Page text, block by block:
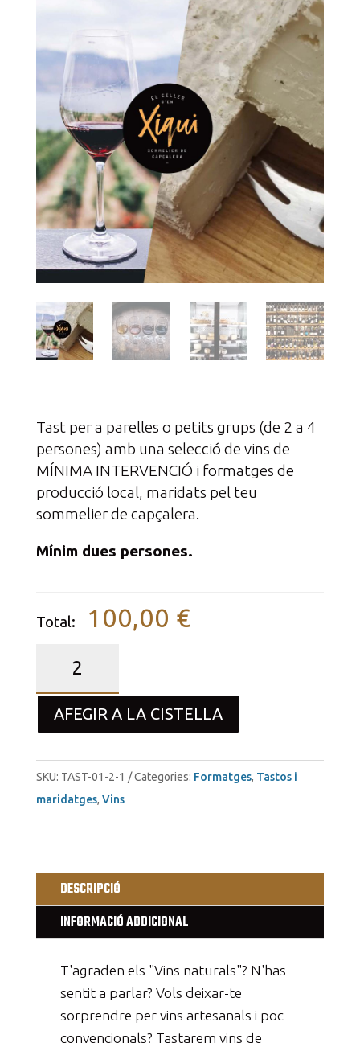
Tast per a parelles o petits grups (de 2 a 4
persones) amb una selecció de vins de
MÍNIMA INTERVENCIÓ i formatges de
producció local, maridats pel teu
sommelier de capçalera.
Mínim dues persones.
Total: 100,00 €
Tast
maridat
AFEGIR A LA CISTELLA
SKU: TAST-01-2-1 Categories: Formatges, Tastos i
maridatges, Vins
DESCRIPCIÓ
INFORMACIÓ ADDICIONAL
T'agraden els "Vins naturals"? N'has
sentit a parlar? Vols deixar-te
sorprendre per vins artesanals i poc
convencionals? Tastarem vins de